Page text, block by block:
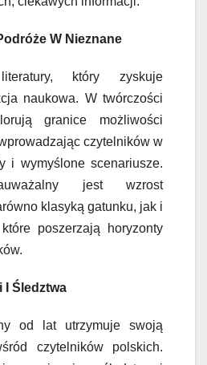
W Nieznane
który zyskuje
naukowa. W twórczości
granice możliwości
czytelników w
i wymyślone scenariusze.
jest wzrost
klasyką gatunku, jak i
poszerzają horyzonty
I Śledztwa
od lat utrzymuje swoją
czytelników polskich.